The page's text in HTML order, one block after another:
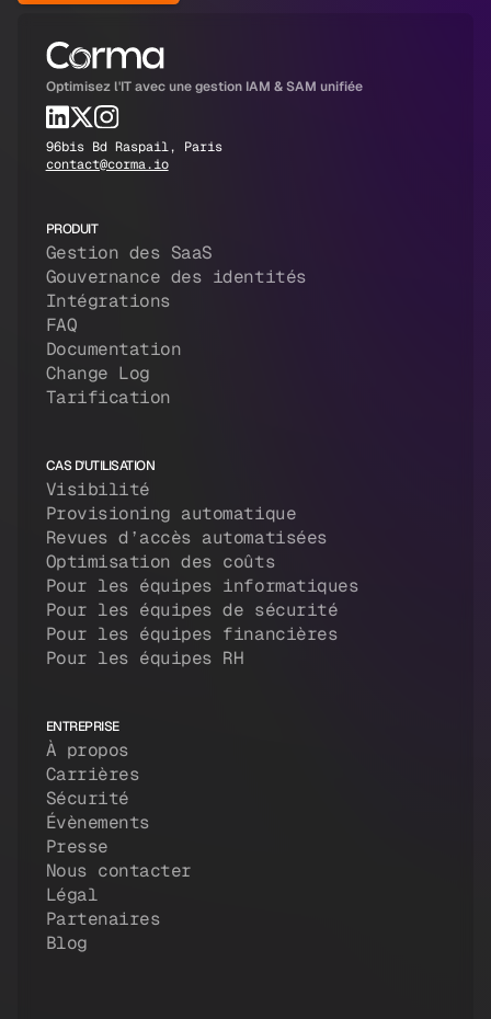
Optimisez l'IT avec une gestion IAM & SAM unifiée
96bis Bd Raspail, Paris
contact@corma.io
PRODUIT
Gestion des SaaS
Gouvernance des identités
Intégrations
FAQ
Documentation
Change Log
Tarification
CAS D'UTILISATION
Visibilité
Provisioning automatique
Revues d’accès automatisées
Optimisation des coûts
Pour les équipes informatiques
Pour les équipes de sécurité
Pour les équipes financières
Pour les équipes RH
ENTREPRISE
À propos
Carrières
Sécurité
Évènements
Presse
Nous contacter
Légal
Partenaires
Blog